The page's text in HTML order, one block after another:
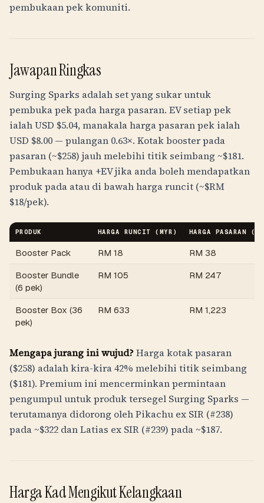
pembukaan pek komuniti.
Jawapan Ringkas
Surging Sparks adalah set yang sukar untuk
pembuka pek pada harga pasaran. EV setiap pek
ialah USD $5.04, manakala harga pasaran pek ialah
USD $8.00 — pulangan 0.63×. Kotak booster pada
pasaran (~$258) jauh melebihi titik seimbang ~$181.
Pembukaan hanya +EV jika anda boleh mendapatkan
produk pada atau di bawah harga runcit (~$RM
$18/pek).
PRODUK HARGA RUNCIT ( MYR ) HARGA PASARAN (
Booster Pack RM 18 RM 38
Booster Bundle
(6 pek)
RM 105 RM 247
Booster Box (36
pek)
RM 633 RM 1,223
Mengapa jurang ini wujud?Harga kotak pasaran
($258) adalah kira-kira 42% melebihi titik seimbang
($181). Premium ini mencerminkan permintaan
pengumpul untuk produk tersegel Surging Sparks —
terutamanya didorong oleh Pikachu ex SIR (#238)
pada ~$322 dan Latias ex SIR (#239) pada ~$187.
Harga Kad Mengikut Kelangkaan